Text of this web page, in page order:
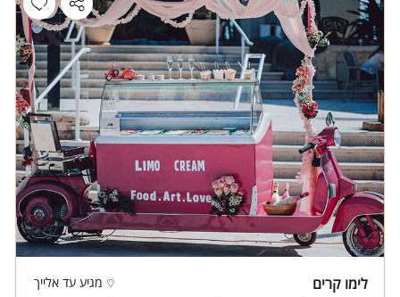
לימו קרים
מגיע עד אלייך